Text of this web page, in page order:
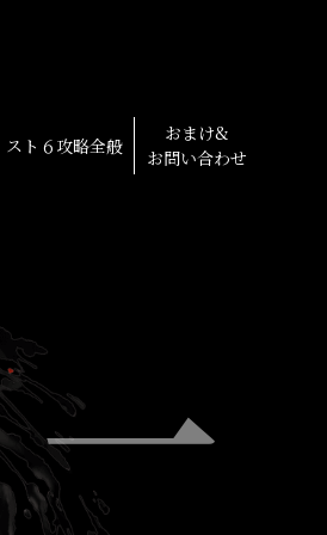
スト６攻略全般
おまけ&
お問い合わせ